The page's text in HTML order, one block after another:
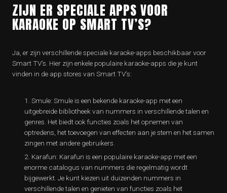
ZIJN ER SPECIALE APPS VOOR
KARAOKE OP SMART TV’S?
Ja, er zijn verschillende speciale karaoke-apps beschikbaar voor
Smart TV’s. Hier zijn enkele populaire karaoke-apps die je kunt
vinden in de app stores van Smart TV’s:
Smule: Smule is een bekende karaoke-app met een
uitgebreide bibliotheek van nummers in verschillende talen en
genres. Het biedt ook functies zoals het opnemen van
optredens, het toevoegen van effecten aan je stem en het samen
zingen met andere gebruikers.
Karafun: Karafun is een populaire karaoke-app met een
enorme catalogus van nummers die regelmatig wordt
bijgewerkt. Je kunt kiezen uit duizenden nummers in
verschillende talen en genieten van functies zoals het